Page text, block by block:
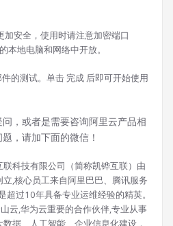
加安全，使用时请注意加密端口
地电脑和网络中开放。
的测试。单击 完成 后即可开始使用
，或者是需要咨询阿里云产品相
，请加下面的微信！
联科技有限公司（简称凯铧互联）由
,核心员工来自阿里巴巴、腾讯服务
过10年具备专业运维经验的精英。
云,华为云重要的合作伙伴,专业从事
据、人工智能、企业信息化建设，